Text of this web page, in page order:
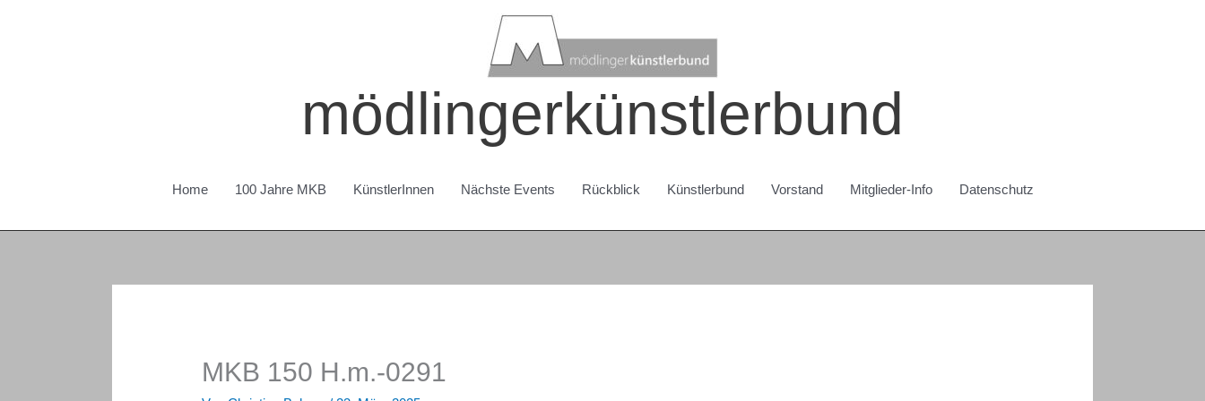
mödlingerkünstlerbund
Home 100 Jahre MKB KünstlerInnen Nächste Events Rückblick Künstlerbund Vorstand Mitglieder-Info Datenschutz
MKB 150 H.m.-0291